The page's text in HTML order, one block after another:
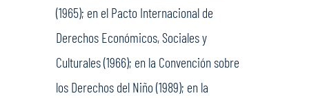
(1965); en el Pacto Internacional de
Derechos Económicos, Sociales y
Culturales (1966); en la Convención sobre
los Derechos del Niño (1989); en la